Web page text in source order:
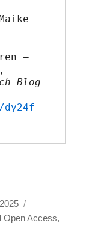
–
Blog
Open Access,